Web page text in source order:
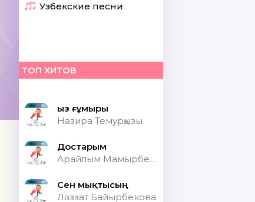
Узбекские песни
ТОП ХИТОВ
Қыз ғұмыры
Назира Темурқызы
Достарым
Арайлым Мамырбекқызы
Сен мықтысың
Ләззат Байырбекова